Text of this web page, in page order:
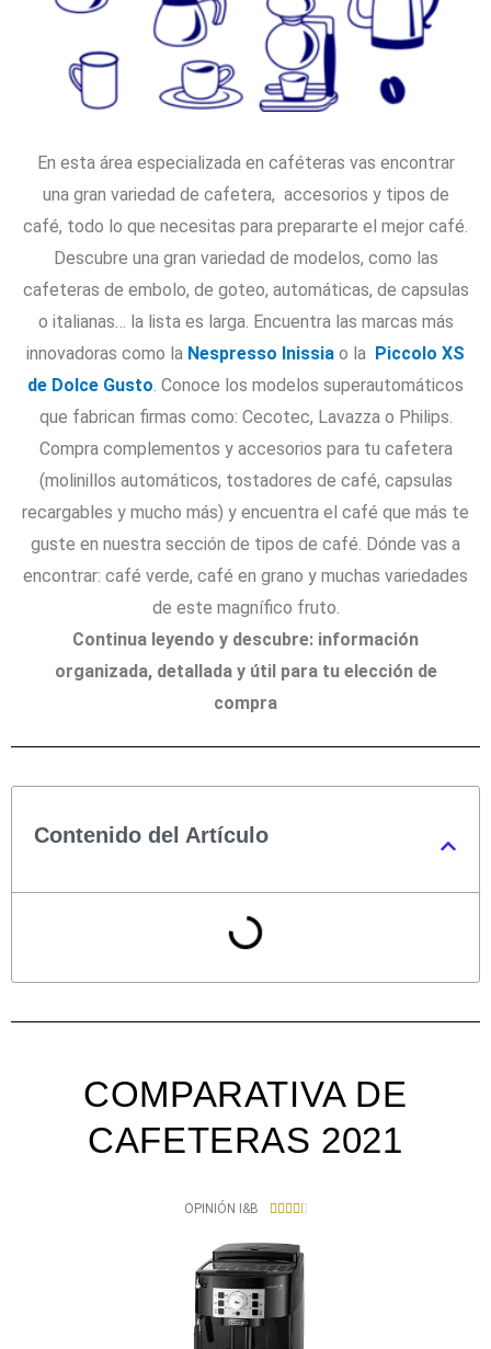
En esta área especializada en caféteras vas encontrar
una gran variedad de cafetera, accesorios y tipos de
café, todo lo que necesitas para prepararte el mejor café.
Descubre una gran variedad de modelos, como las
cafeteras de embolo, de goteo, automáticas, de capsulas
o italianas… la lista es larga. Encuentra las marcas más
innovadoras como la Nespresso Inissia o la Piccolo XS
de Dolce Gusto. Conoce los modelos superautomáticos
que fabrican firmas como: Cecotec, Lavazza o Philips.
Compra complementos y accesorios para tu cafetera
(molinillos automáticos, tostadores de café, capsulas
recargables y mucho más) y encuentra el café que más te
guste en nuestra sección de tipos de café. Dónde vas a
encontrar: café verde, café en grano y muchas variedades
de este magnífico fruto.
Continua leyendo y descubre: información
organizada, detallada y útil para tu elección de
compra
Contenido del Artículo
COMPARATIVA DE
CAFETERAS 2021
OPINIÓN I&B 4